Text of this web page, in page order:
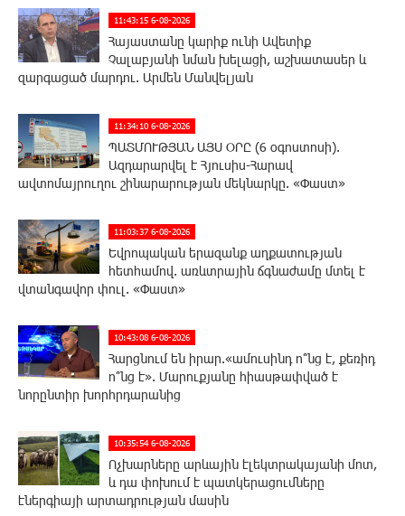
11:43:15 6-08-2026
Հայաստանը կարիք ունի Ավետիք
Չալաբյանի նման խելացի, աշխատասեր և
զարգացած մարդու. Արմեն Մանվելյան
11:34:10 6-08-2026
ՊԱՏՄՈՒԹՅԱՆ ԱՅՍ ՕՐԸ (6 օգոստոսի).
Ազդարարվել է Հյուսիս-Հարավ
ավտոմայրուղու շինարարության մեկնարկը. «Փաստ»
11:03:37 6-08-2026
Եվրոպական երազանք աղքատության
հետհամով. առևտրային ճգնաժամը մտել է
վտանգավոր փուլ. «Փաստ»
10:43:08 6-08-2026
Հարցնում են իրար.«ամուսինդ ո՞նց է, քեռիդ
ո՞նց է». Մարուքյանը հիասթափված է
նորընտիր խորհրդարանից
10:35:54 6-08-2026
Ոչխարները արևային էլեկտրակայանի մոտ,
և դա փոխում է պատկերացումները
էներգիայի արտադրության մասին